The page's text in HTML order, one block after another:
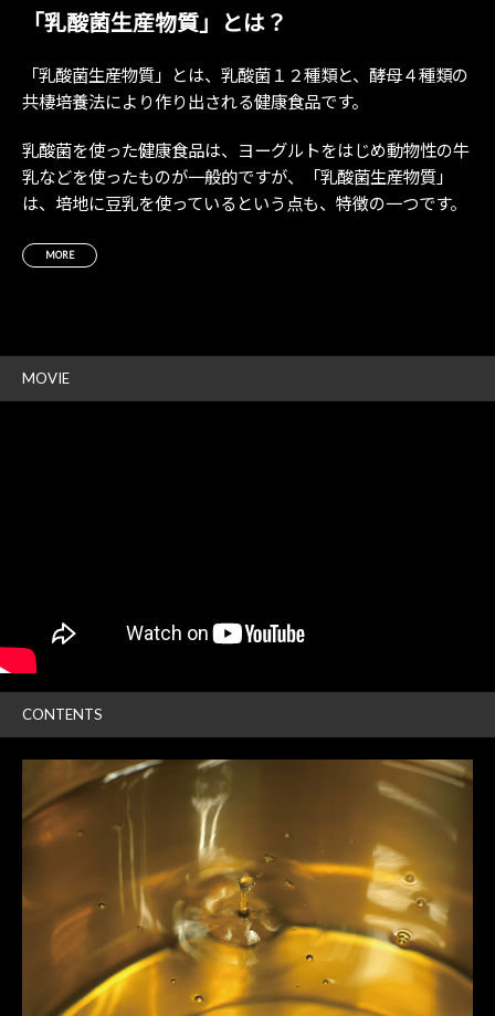
「乳酸菌生産物質」とは？
「乳酸菌生産物質」とは、乳酸菌１２種類と、酵母４種類の
共棲培養法により作り出される健康食品です。
乳酸菌を使った健康食品は、ヨーグルトをはじめ動物性の牛
乳などを使ったものが一般的ですが、「乳酸菌生産物質」
は、培地に豆乳を使っているという点も、特徴の一つです。
MORE
MOVIE
CONTENTS